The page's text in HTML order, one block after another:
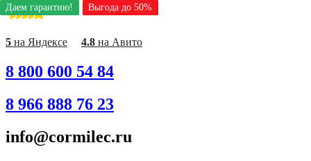
Перейти
к
содержимому
5 на Яндексе 4.8 на Авито
8 800 600 54 84
8 966 888 76 23
info@cormilec.ru
Даем гарантию! Выгода до 50%
Даем гарантию! Выгода до 50%
Даем гарантию! Выгода до 50%
Даем гарантию! Выгода до 50%
Даем гарантию! Выгода до 50%
Даем гарантию! Выгода до 50%
Даем гарантию! Выгода до 50%
Даем гарантию! Выгода до 50%
Даем гарантию! Выгода до 50%